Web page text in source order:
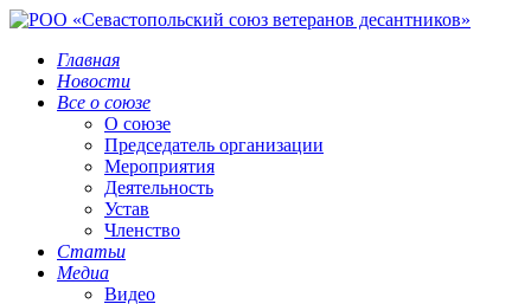
Главная
Новости
Все о союзе
О союзе
Председатель организации
Мероприятия
Деятельность
Устав
Членство
Статьи
Медиа
Видео